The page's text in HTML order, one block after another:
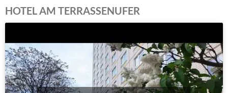
HOTEL AM TERRASSENUFER